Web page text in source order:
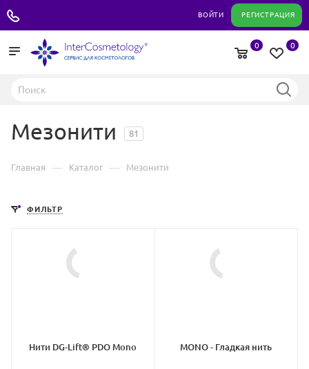
ВОЙТИ РЕГИСТРАЦИЯ
0
0
Мезонити 81
Главная — Каталог — Мезонити
ФИЛЬТР
Нити DG-Lift® PDO Mono MONO - Гладкая нить